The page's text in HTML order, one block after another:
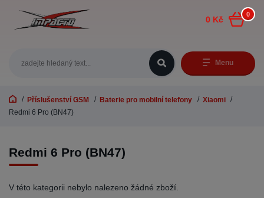
Menu
0
0 Kč
Příslušenství GSM Baterie pro mobilní telefony
Xiaomi
Redmi 6 Pro (BN47)
Redmi 6 Pro (BN47)
V této kategorii nebylo nalezeno žádné zboží.